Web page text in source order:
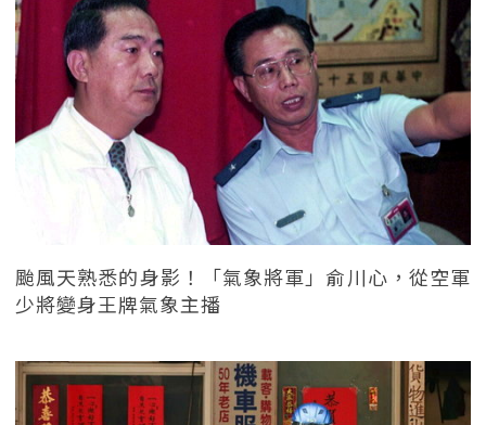
颱風天熟悉的身影！「氣象將軍」俞川心，從空軍
少將變身王牌氣象主播